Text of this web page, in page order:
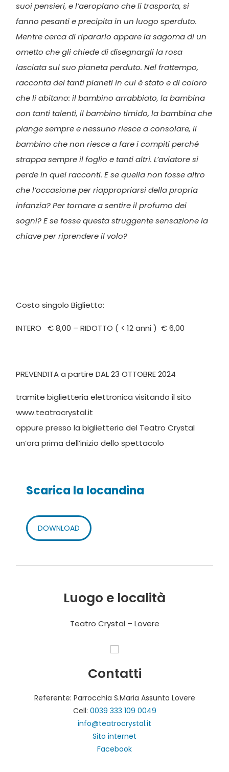
suoi pensieri, e l’aeroplano che li trasporta, si
fanno pesanti e precipita in un luogo sperduto.
Mentre cerca di ripararlo appare la sagoma di un
ometto che gli chiede di disegnargli la rosa
lasciata sul suo pianeta perduto. Nel frattempo,
racconta dei tanti pianeti in cui è stato e di coloro
che li abitano: il bambino arrabbiato, la bambina
con tanti talenti, il bambino timido, la bambina che
piange sempre e nessuno riesce a consolare, il
bambino che non riesce a fare i compiti perché
strappa sempre il foglio e tanti altri. L’aviatore si
perde in quei racconti. E se quella non fosse altro
che l’occasione per riappropriarsi della propria
infanzia? Per tornare a sentire il profumo dei
sogni? E se fosse questa struggente sensazione la
chiave per riprendere il volo?
Costo singolo Biglietto:
INTERO € 8,00 – RIDOTTO ( < 12 anni ) € 6,00
PREVENDITA a partire DAL 23 OTTOBRE 2024
tramite biglietteria elettronica visitando il sito
www.teatrocrystal.it
oppure presso la biglietteria del Teatro Crystal
un’ora prima dell’inizio dello spettacolo
Scarica la locandina
DOWNLOAD
Luogo e località
Teatro Crystal – Lovere
Contatti
Referente: Parrocchia S.Maria Assunta Lovere
Cell: 0039 333 109 0049
info@teatrocrystal.it
Sito internet
Facebook